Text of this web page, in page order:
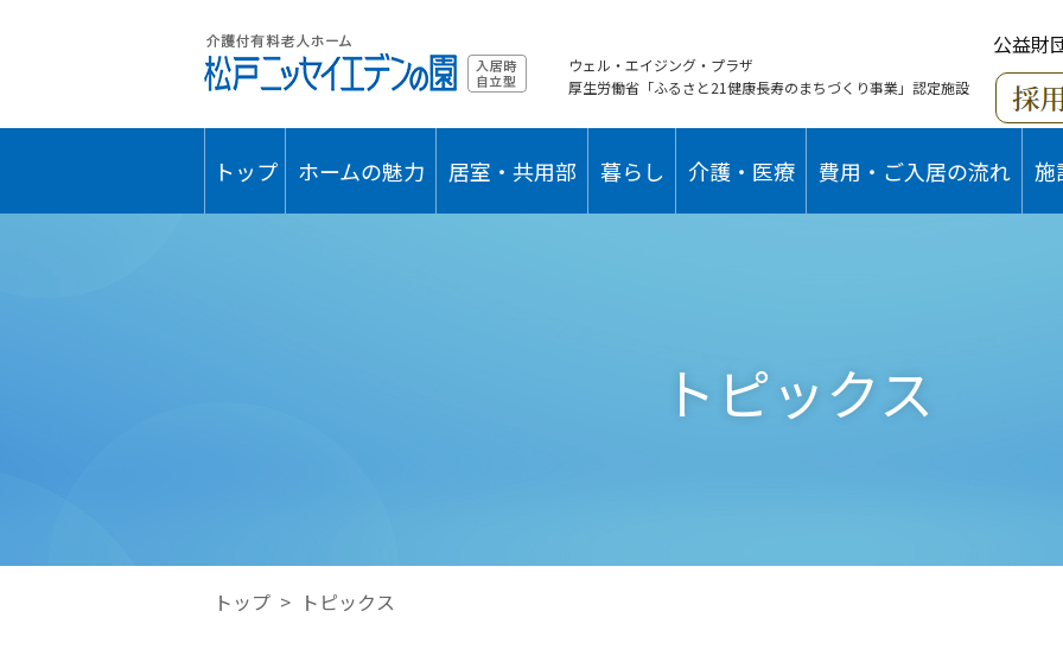
公益財
ウェル・エイジング・プラザ
厚生労働省「ふるさと21健康長寿のまちづくり事業」認定施設
トップ ホームの魅力 居室・共用部 暮らし 介護・医療 費用・ご入居の流れ 施
トピックス
トップ > トピックス